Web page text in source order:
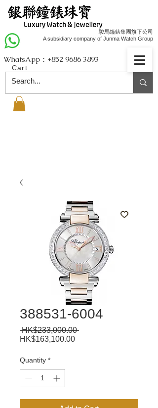
駿馬鐘錶集團旗下公司
A subsidiary company of Junma Watch Group
Cart
WhatsApp：+852 9686 3893
388531-6004
HK$233,000.00 Regular
HK$163,100.00Sale
Quantity *